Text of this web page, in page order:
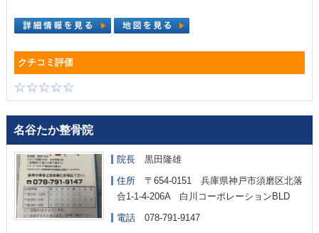
名谷たか整骨院
院長黒田隆雄
住所〒654-0151 兵庫県神戸市須磨区北落
合1-1-4-206A 白川コーポレーションBLD
電話078-791-9147